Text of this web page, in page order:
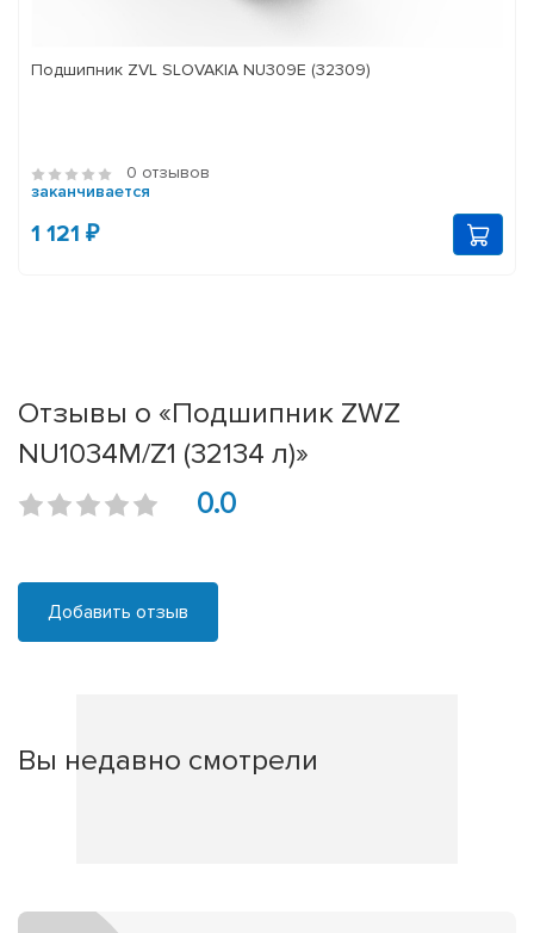
Подшипник ZVL SLOVAKIA NU309E (32309)
0 отзывов
заканчивается
1 121 ₽
Отзывы о «Подшипник ZWZ
NU1034M/Z1 (32134 л)»
0.0
Добавить отзыв
Вы недавно смотрели